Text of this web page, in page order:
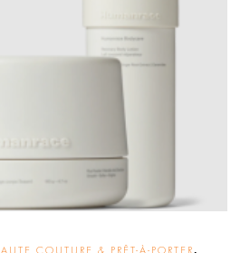
COUTURE & PRÊT-À-PORTER,